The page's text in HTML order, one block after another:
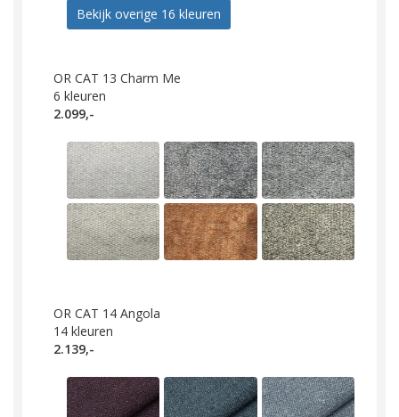
Bekijk overige 16 kleuren
OR CAT 13 Charm Me
6 kleuren
2.099,-
OR CAT 14 Angola
14 kleuren
2.139,-